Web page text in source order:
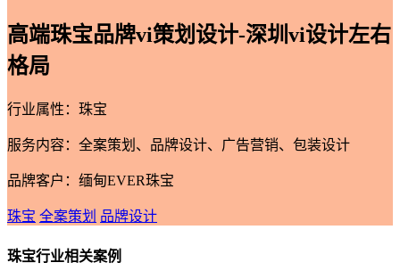
高端珠宝品牌vi策划设计-深圳vi设计左右
格局
行业属性：珠宝
服务内容：全案策划、品牌设计、广告营销、包装设计
品牌客户：缅甸EVER珠宝
珠宝 全案策划 品牌设计
珠宝行业相关案例